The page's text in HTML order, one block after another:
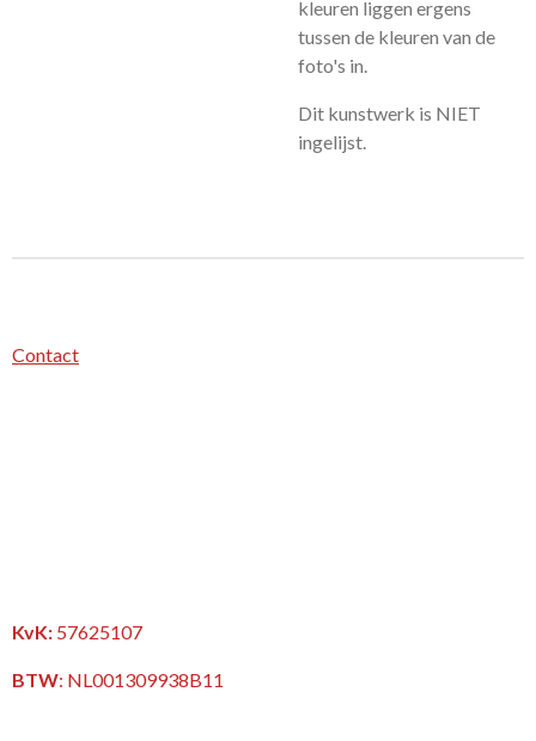
kleuren liggen ergens
tussen de kleuren van de
foto's in.
Dit kunstwerk is NIET
ingelijst.
Contact
KvK: 57625107
BTW: NL001309938B11